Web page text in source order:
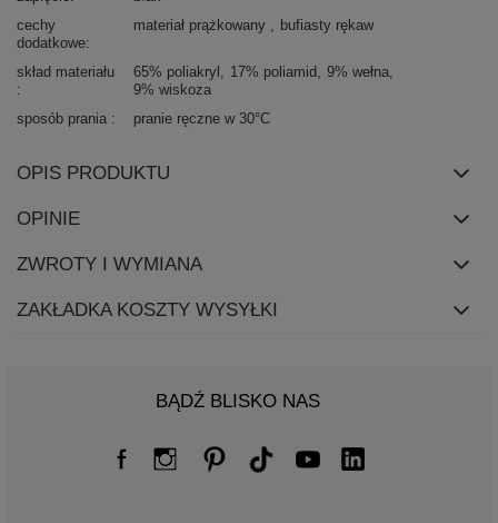
cechy
dodatkowe
materiał prążkowany bufiasty rękaw
skład materiału 65% poliakryl 17% poliamid
9% wełna
9% wiskoza
sposób prania
pranie ręczne w 30°C
OPIS PRODUKTU
OPINIE
ZWROTY I WYMIANA
ZAKŁADKA KOSZTY WYSYŁKI
BĄDŹ BLISKO NAS